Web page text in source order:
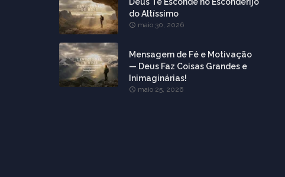
do Altíssimo
maio 30, 2026
Mensagem de Fé e Motivação
— Deus Faz Coisas Grandes e
Inimaginárias!
maio 25, 2026